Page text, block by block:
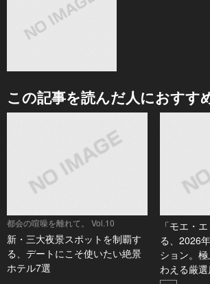
この記事を読んだ人におすす
都会の喧噪を離れて。 Vol.10
新・三大夜景スポットを制覇す
る、デートにこそ使いたい絶景
ホテル7選
「モエ・
る、2026
ション。
わえる厳選